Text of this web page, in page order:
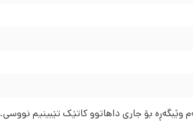
وێبگەڕە بۆ جاری داهاتوو کاتێک تێبینیم نووسی.